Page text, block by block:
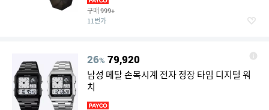
구매 999+
11번가
26% 79,920
남성 메탈 손목시계 전자 정장 타임 디지털 워
치